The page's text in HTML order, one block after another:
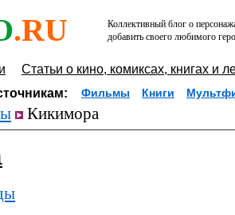
.RU
Коллективный блог о
добавить своего любимого
Статьи о кино, комиксах, книгах и
Фильмы Книги
Кикимора